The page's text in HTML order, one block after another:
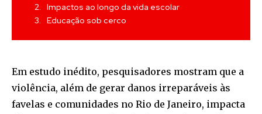
Impactos ao longo da vida escolar
Educação sob cerco
Em estudo inédito, pesquisadores mostram que a
violência, além de gerar danos irreparáveis às
favelas e comunidades no Rio de Janeiro, impacta